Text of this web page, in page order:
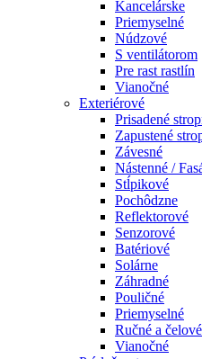
Kancelárske
Priemyselné
Núdzové
S ventilátorom
Pre rast rastlín
Vianočné
Exteriérové
Prisadené
Zapustené
Závesné
Nástenné /
Stĺpikové
Pochôdzne
Reflektorové
Senzorové
Batériové
Solárne
Záhradné
Pouličné
Priemyselné
Ručné a čelové
Vianočné